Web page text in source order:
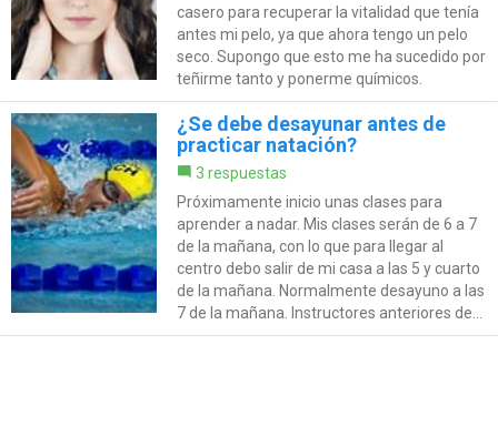
casero para recuperar la vitalidad que tenía
antes mi pelo, ya que ahora tengo un pelo
seco. Supongo que esto me ha sucedido por
teñirme tanto y ponerme químicos.
¿Se debe desayunar antes de
practicar natación?
3 respuestas
Próximamente inicio unas clases para
aprender a nadar. Mis clases serán de 6 a 7
de la mañana, con lo que para llegar al
centro debo salir de mi casa a las 5 y cuarto
de la mañana. Normalmente desayuno a las
7 de la mañana. Instructores anteriores de...